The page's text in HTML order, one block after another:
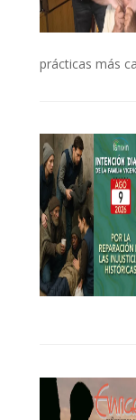
prácticas más